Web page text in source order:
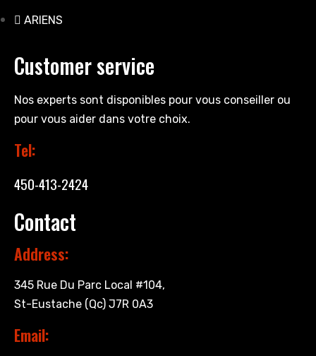
ARIENS
Customer service
Nos experts sont disponibles pour vous conseiller ou
pour vous aider dans votre choix.
Tel:
450-413-2424
Contact
Address:
345 Rue Du Parc Local #104,
St-Eustache (Qc) J7R 0A3
Email: